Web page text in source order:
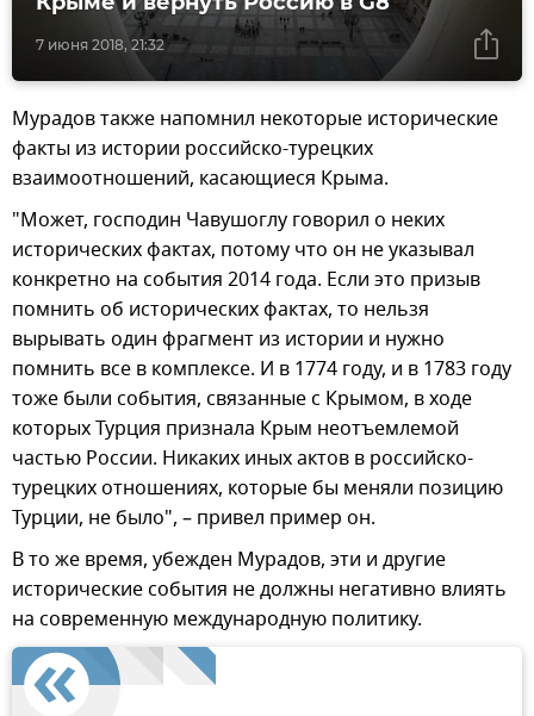
7 июня 2018, 21:32
Мурадов также напомнил некоторые исторические
факты из истории российско-турецких
взаимоотношений, касающиеся Крыма.
"Может, господин Чавушоглу говорил о неких
исторических фактах, потому что он не указывал
конкретно на события 2014 года. Если это призыв
помнить об исторических фактах, то нельзя
вырывать один фрагмент из истории и нужно
помнить все в комплексе. И в 1774 году, и в 1783 году
тоже были события, связанные с Крымом, в ходе
которых Турция признала Крым неотъемлемой
частью России. Никаких иных актов в российско-
турецких отношениях, которые бы меняли позицию
Турции, не было", – привел пример он.
В то же время, убежден Мурадов, эти и другие
исторические события не должны негативно влиять
на современную международную политику.